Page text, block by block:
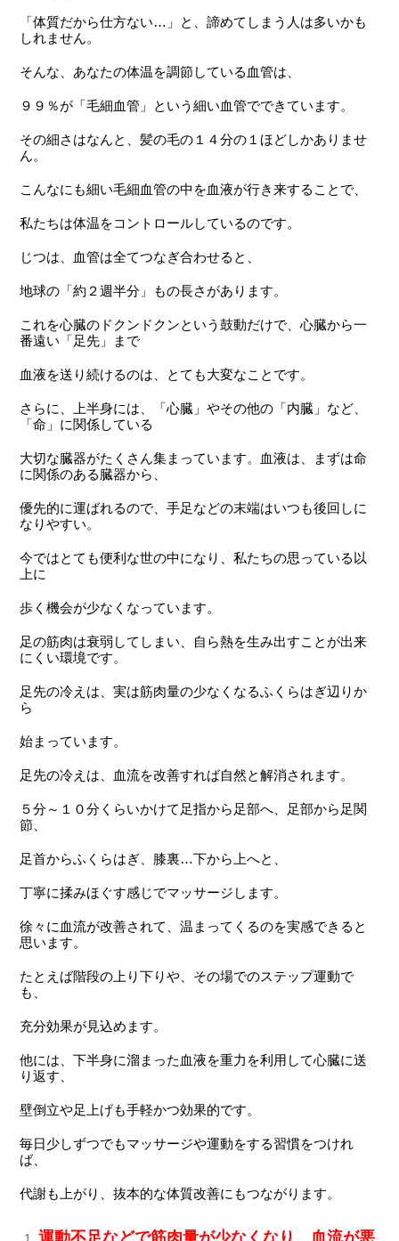
「体質だから仕方ない…」と、諦めてしまう人は多いかも
しれません。
そんな、あなたの体温を調節している血管は、
９９％が「毛細血管」という細い血管でできています。
その細さはなんと、髪の毛の１４分の１ほどしかありませ
ん。
こんなにも細い毛細血管の中を血液が行き来することで、
私たちは体温をコントロールしているのです。
じつは、血管は全てつなぎ合わせると、
地球の「約２週半分」 もの長さがあります。
これを心臓のドクンドクンという鼓動だけで、心臓から一
番遠い「足先」まで
血液を送り続けるのは、とても大変なことです。
さらに、上半身には、「心臓」やその他の「内臓」など、
「命」に関係している
大切な臓器がたくさん集まっています。血液は、まずは命
に関係のある臓器から、
優先的に運ばれるので、手足などの末端はいつも後回しに
なりやすい。
今ではとても便利な世の中になり、私たちの思っている以
上に
歩く機会が少なくなっています。
足の筋肉は衰弱してしまい、自ら熱を生み出すことが出来
にくい環境です。
足先の冷えは、実は筋肉量の少なくなるふくらはぎ辺りか
ら
始まっています。
足先の冷えは、血流を改善すれば自然と解消されます。
５分～１０分くらいかけて足指から足部へ、足部から足関
節、
足首からふくらはぎ、膝裏…下から上へと、
丁寧に揉みほぐす感じでマッサージします。
徐々に血流が改善されて、温まってくるのを実感できると
思います。
たとえば階段の上り下りや、その場でのステップ運動で
も、
充分効果が見込めます。
他には、下半身に溜まった血液を重力を利用して心臓に送
り返す、
壁倒立や足上げも手軽かつ効果的です。
毎日少しずつでもマッサージや運動をする習慣をつけれ
ば、
代謝も上がり、抜本的な体質改善にもつながります。
運動不足などで筋肉量が少なくなり、血流が悪